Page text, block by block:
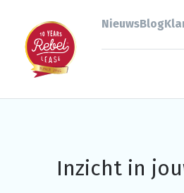
NieuwsBlog
Inzicht in